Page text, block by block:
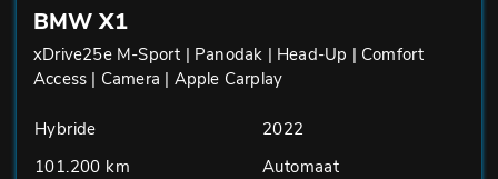
BMW X1
xDrive25e M-Sport | Panodak | Head-Up | Comfort
Access | Camera | Apple Carplay
Hybride
2022
101.200 km
Automaat